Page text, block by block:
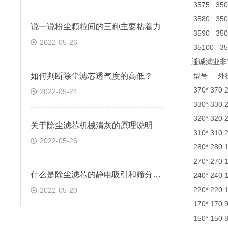
说一说粉尘颗粒间的三种主要粘着力
2022-05-26
如何判断除尘滤芯透气度的高低？
2022-05-24
关于除尘滤芯机械清灰的原理说明
2022-05-26
什么是除尘滤芯的静电吸引和筛分效应
2022-05-20
3575
3580
3590
35100
通诚滤业
型号
370* 370
330* 330
320* 320
310* 310
280* 280
270* 270
240* 240
220* 220
170* 170
150* 150